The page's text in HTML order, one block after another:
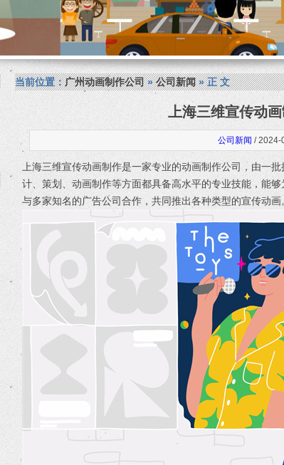
当前位置：广州动画制作公司»公司新闻» 正 文
上海三维宣传动
公司新闻 / 2024-
上海三维宣传动画制作是一家专业的动画制作公司，由一
计、策划、动画制作等方面都具备高水平的专业技能，能
与多家知名的广告公司合作，共同推出各种类型的宣传动画